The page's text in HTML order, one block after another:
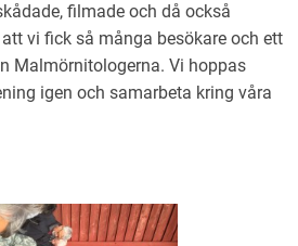
filmade och då också
vi fick så många besökare och ett
Malmörnitologerna. Vi hoppas
igen och samarbeta kring våra